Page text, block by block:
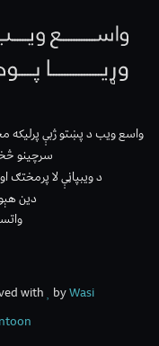
واسع ویب د پښتو ژبې پرلیکه
سرچینو
د ویبپاڼې لا پرمختګ
دین
واتساپ:
with byWasi